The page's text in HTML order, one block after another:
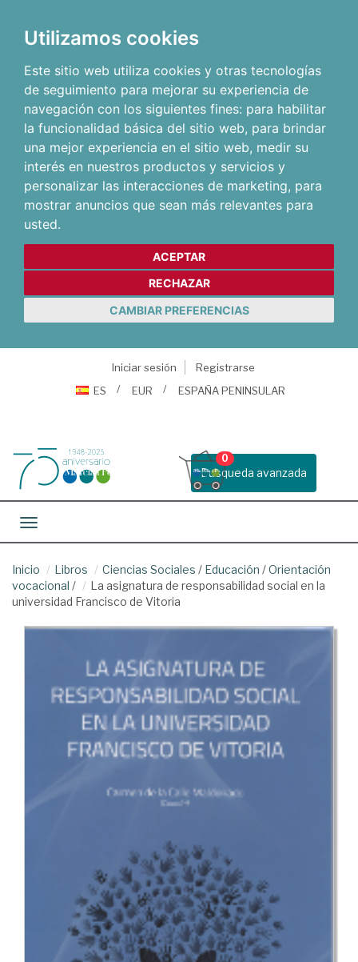
Utilizamos cookies
Este sitio web utiliza cookies y otras tecnologías
de seguimiento para mejorar su experiencia de
navegación con los siguientes fines: para habilitar
la funcionalidad básica del sitio web, para brindar
una mejor experiencia en el sitio web, medir su
interés en nuestros productos y servicios y
personalizar las interacciones de marketing, para
mostrar anuncios que sean más relevantes para
usted.
ACEPTAR
RECHAZAR
CAMBIAR PREFERENCIAS
Iniciar sesión
Registrarse
ES
EUR ESPAÑA PENINSULAR
Busqueda avanzada
0
Toggle navigation
Inicio Libros Ciencias Sociales / Educación /Orientación
vocacional /
La asignatura de responsabilidad social en la
universidad Francisco de Vitoria